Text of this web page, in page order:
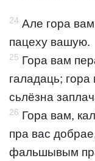
24 Але гора
пацеху вашую.
25 Гора вам
галадаць;
сьлёзна
26 Гора вам,
пра вас
фальшывым